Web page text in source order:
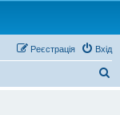
Вхід
Реєстрація